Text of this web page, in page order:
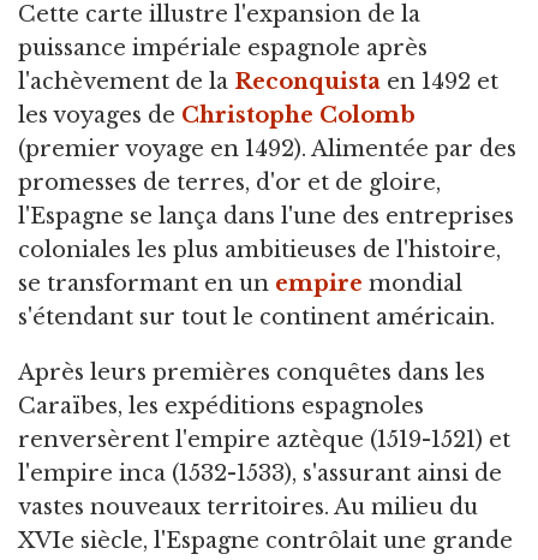
Cette carte illustre l'expansion de la
puissance impériale espagnole après
l'achèvement de la Reconquista en 1492 et
les voyages de Christophe Colomb
(premier voyage en 1492). Alimentée par des
promesses de terres, d'or et de gloire,
l'Espagne se lança dans l'une des entreprises
coloniales les plus ambitieuses de l'histoire,
se transformant en un empire mondial
s'étendant sur tout le continent américain.
Après leurs premières conquêtes dans les
Caraïbes, les expéditions espagnoles
renversèrent l'empire aztèque (1519-1521) et
l'empire inca (1532-1533), s'assurant ainsi de
vastes nouveaux territoires. Au milieu du
XVIe siècle, l'Espagne contrôlait une grande